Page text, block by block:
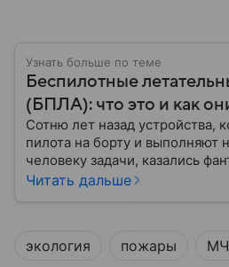
Узнать больше по теме
Беспилотные
(БПЛА): что это и как
Сотню лет назад устройства,
пилота на борту и выполняют
человеку задачи, казались
они стали реальностью:
Читать дальше
экология пожары